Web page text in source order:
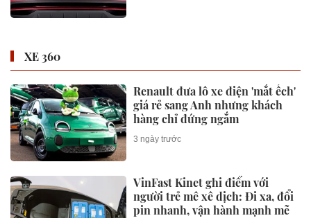
XE 360
Renault đưa lô xe điện 'mắt ếch'
giá rẻ sang Anh nhưng khách
hàng chỉ đứng ngắm
3 ngày trước
VinFast Kinet ghi điểm với
người trẻ mê xê dịch: Đi xa, đổi
pin nhanh, vận hành mạnh mẽ